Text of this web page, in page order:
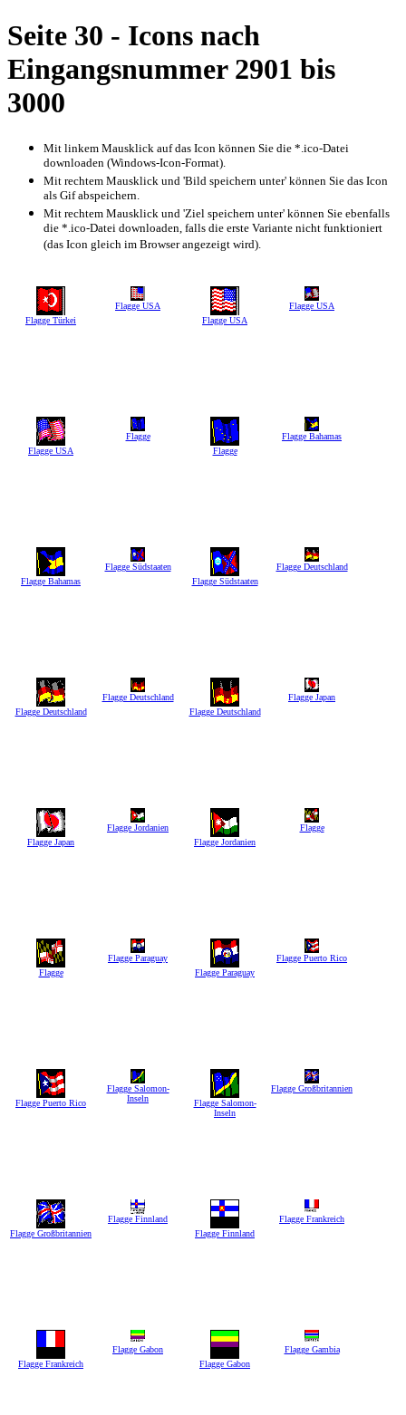
Seite 30 - Icons nach
Eingangsnummer 2901 bis
3000
Mit linkem Mausklick auf das Icon können Sie die *.ico-Datei
downloaden (Windows-Icon-Format).
Mit rechtem Mausklick und 'Bild speichern unter' können Sie das Icon
als Gif abspeichern.
Mit rechtem Mausklick und 'Ziel speichern unter' können Sie ebenfalls
die *.ico-Datei downloaden, falls die erste Variante nicht funktioniert
(das Icon gleich im Browser angezeigt wird).
Flagge Türkei
Flagge USA
Flagge USA
Flagge USA
Flagge USA
Flagge
Flagge
Flagge Bahamas
Flagge Bahamas
Flagge Südstaaten
Flagge Südstaaten
Flagge Deutschland
Flagge Deutschland
Flagge Deutschland
Flagge Deutschland
Flagge Japan
Flagge Japan
Flagge Jordanien
Flagge Jordanien
Flagge
Flagge
Flagge Paraguay
Flagge Paraguay
Flagge Puerto Rico
Flagge Puerto Rico
Flagge Salomon-
Inseln
Flagge Salomon-
Inseln
Flagge Großbritannien
Flagge Großbritannien
Flagge Finnland
Flagge Finnland
Flagge Frankreich
Flagge Frankreich
Flagge Gabon
Flagge Gabon
Flagge Gambia